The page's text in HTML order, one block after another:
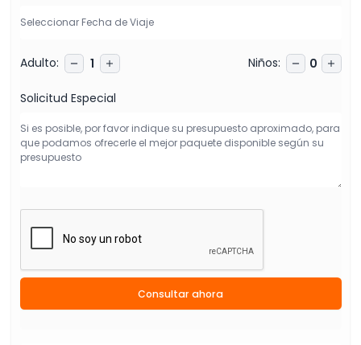
Adulto: 1 Niños: 0
Solicitud Especial
Consultar ahora